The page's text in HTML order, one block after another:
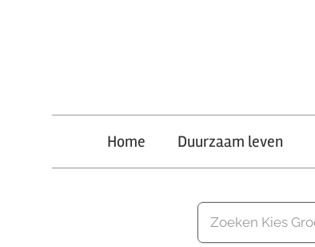
Kies
Groener
Home Duurzaam leven